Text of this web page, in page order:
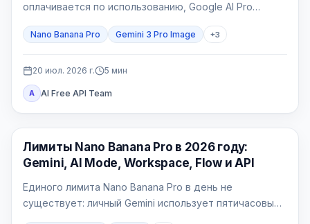
оплачивается по использованию, Google AI Pro
выставляет свой счёт.
Nano Banana Pro Gemini 3 Pro Image +3
20 июл. 2026 г. 5 мин
A AI Free API Team
Генерация изображений ИИ
Лимиты Nano Banana Pro в 2026 году:
Gemini, AI Mode, Workspace, Flow и API
Единого лимита Nano Banana Pro в день не
существует: личный Gemini использует пятичасовые